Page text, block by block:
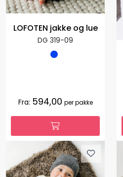
LOFOTEN jakke og lue
DG 319-09
Fra: 594,00 per pakke